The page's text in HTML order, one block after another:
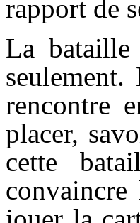
rapport de
La
rencontre
placer,
cette
convaincre